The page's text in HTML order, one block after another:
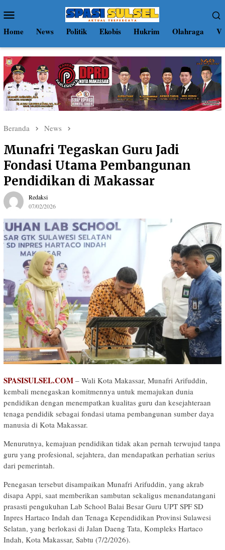
ke
kontenMobile
Home News Politik Ekobis Hukrim Olahraga
Beranda News
Munafri Tegaskan Guru Jadi
Fondasi Utama Pembangunan
Pendidikan di Makassar
Redaksi
07/02/2026
SPASISULSEL.COM – Wali Kota Makassar, Munafri Arifuddin,
kembali menegaskan komitmennya untuk memajukan dunia
pendidikan dengan menempatkan kualitas guru dan kesejahteraan
tenaga pendidik sebagai fondasi utama pembangunan sumber daya
manusia di Kota Makassar.
Menurutnya, kemajuan pendidikan tidak akan pernah terwujud tanpa
guru yang profesional, sejahtera, dan mendapatkan perhatian serius
dari pemerintah.
Penegasan tersebut disampaikan Munafri Arifuddin, yang akrab
disapa Appi, saat memberikan sambutan sekaligus menandatangani
prasasti pengukuhan Lab School Balai Besar Guru UPT SPF SD
Inpres Hartaco Indah dan Tenaga Kependidikan Provinsi Sulawesi
Selatan, yang berlokasi di Jalan Daeng Tata, Kompleks Hartaco
Indah, Kota Makassar, Sabtu (7/2/2026).